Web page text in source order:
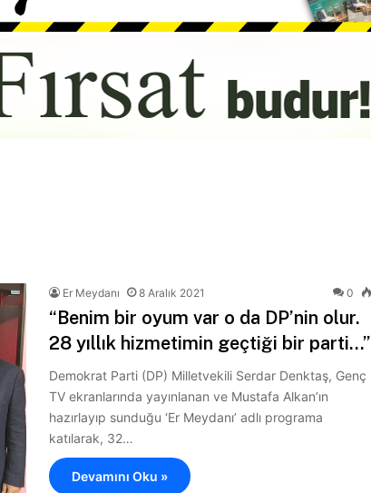
Er Meydanı 8 Aralık 2021 0
“Benim bir oyum var o da DP’nin olur.
28 yıllık hizmetimin geçtiği bir parti…”
Demokrat Parti (DP) Milletvekili Serdar Denktaş, Genç
TV ekranlarında yayınlanan ve Mustafa Alkan’ın
hazırlayıp sunduğu ‘Er Meydanı’ adlı programa
katılarak, 32…
Devamını Oku »